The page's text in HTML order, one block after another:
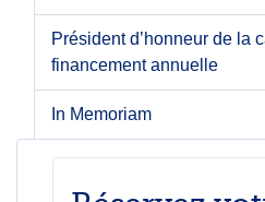
Président d’honneur de la
financement annuelle
In Memoriam